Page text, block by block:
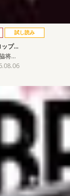
試し読み
ップ…
将…